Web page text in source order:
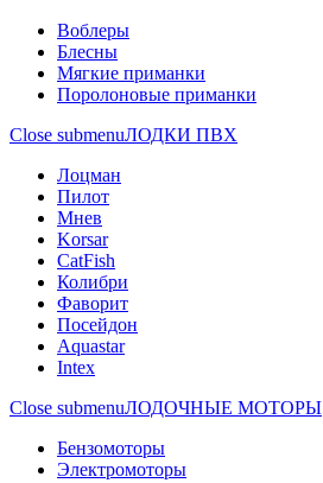
Воблеры
Блесны
Мягкие приманки
Поролоновые приманки
Close submenuЛОДКИ ПВХ
Лоцман
Пилот
Мнев
Korsar
CatFish
Колибри
Фаворит
Посейдон
Aquastar
Intex
Close submenuЛОДОЧНЫЕ МОТОРЫ
Бензомоторы
Электромоторы